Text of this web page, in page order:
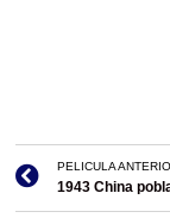
PELICULA
1943 China